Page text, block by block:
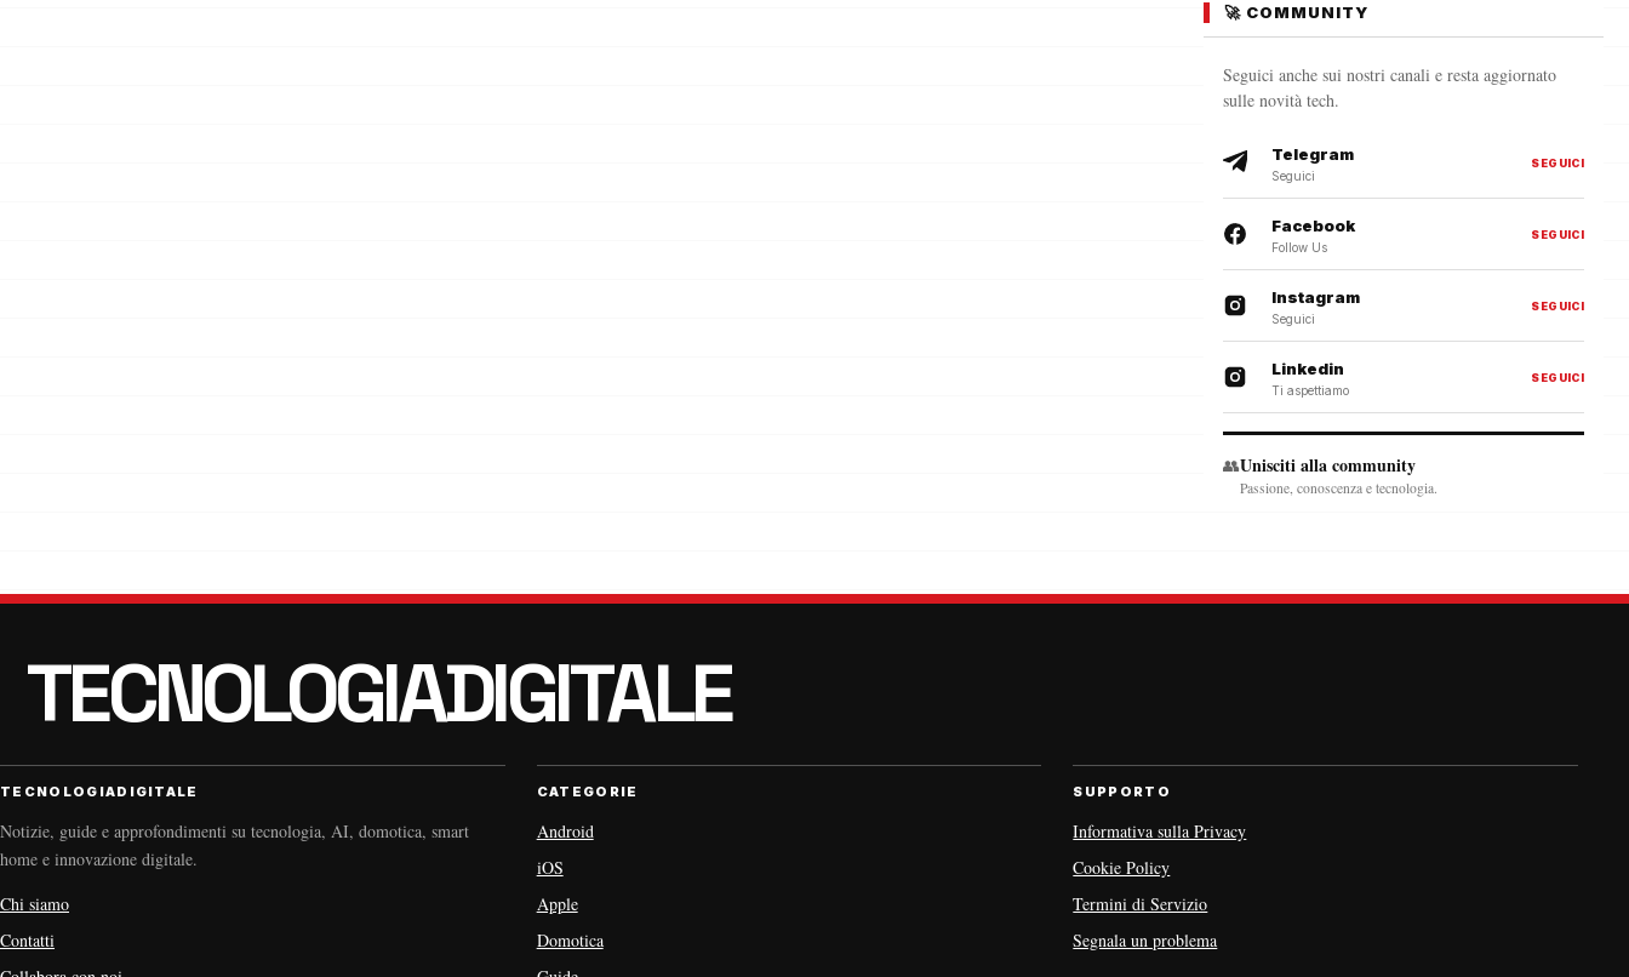
🚀 COMMUNITY
Seguici anche sui nostri canali e resta aggiornato
sulle novità tech.
Telegram
Seguici
SEGUICI
Facebook
Follow Us
SEGUICI
Instagram
Seguici
SEGUICI
Linkedin
Ti aspettiamo
SEGUICI
👥Unisciti alla community
Passione, conoscenza e tecnologia.
TECNOLOGIADIGITALE
Notizie, guide e approfondimenti su tecnologia, AI, domotica, smart
home e innovazione digitale.
Chi siamo
Contatti
CATEGORIE
Android
iOS
Apple
Domotica
SUPPORTO
Informativa sulla Privacy
Cookie Policy
Termini di Servizio
Segnala un problema